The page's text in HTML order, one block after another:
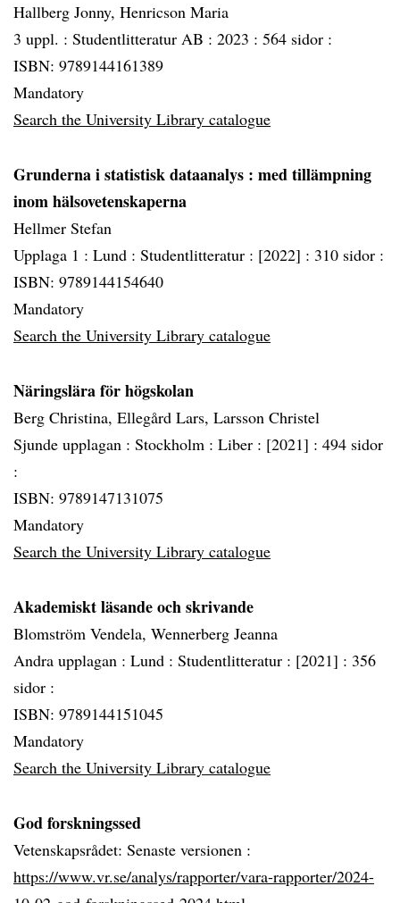
Hallberg Jonny, Henricson Maria
3 uppl. : Studentlitteratur AB : 2023 : 564 sidor :
ISBN: 9789144161389
Mandatory
Search the University Library catalogue
Grunderna i statistisk dataanalys : med tillämpning
inom hälsovetenskaperna
Hellmer Stefan
Upplaga 1 : Lund : Studentlitteratur : [2022] : 310 sidor :
ISBN: 9789144154640
Mandatory
Search the University Library catalogue
Näringslära för högskolan
Berg Christina, Ellegård Lars, Larsson Christel
Sjunde upplagan : Stockholm : Liber : [2021] : 494 sidor
:
ISBN: 9789147131075
Mandatory
Search the University Library catalogue
Akademiskt läsande och skrivande
Blomström Vendela, Wennerberg Jeanna
Andra upplagan : Lund : Studentlitteratur : [2021] : 356
sidor :
ISBN: 9789144151045
Mandatory
Search the University Library catalogue
God forskningssed
Vetenskapsrådet: Senaste versionen :
https://www.vr.se/analys/rapporter/vara-rapporter/2024-